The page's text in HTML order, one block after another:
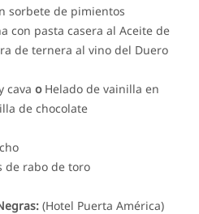
sorbete de pimientos
con pasta casera al Aceite de
de ternera al vino del Duero
cavaoHelado de vainilla en
de chocolate
de rabo de toro
(Hotel Puerta América)